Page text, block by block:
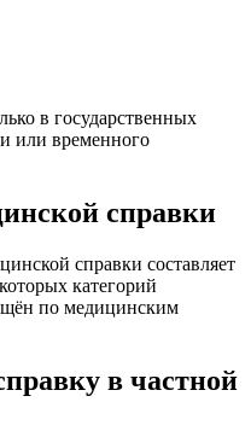
в государственных
или временного
справки
справки составляет
категорий
по медицинским
в частной